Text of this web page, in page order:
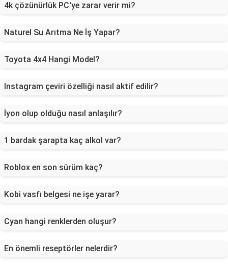
4k çözünürlük PC'ye zarar verir mi?
Naturel Su Arıtma Ne İş Yapar?
Toyota 4x4 Hangi Model?
Instagram çeviri özelliği nasıl aktif edilir?
İyon olup olduğu nasıl anlaşılır?
1 bardak şarapta kaç alkol var?
Roblox en son sürüm kaç?
Kobi vasfı belgesi ne işe yarar?
Cyan hangi renklerden oluşur?
En önemli reseptörler nelerdir?